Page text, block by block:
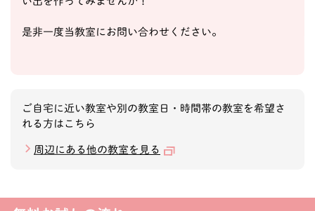
是非一度当教室にお問い合わせください。
ご自宅に近い教室や別の教室日・時間帯の教室を希望さ
れる方はこちら
周辺にある他の教室を見る